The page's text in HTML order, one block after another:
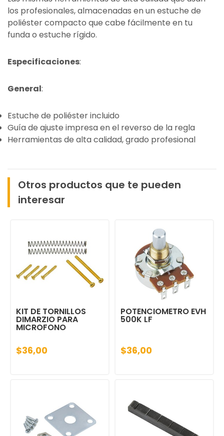
los profesionales, almacenadas en un estuche de
poliéster compacto que cabe fácilmente en tu
funda o estuche rígido.
Especificaciones:
General:
Estuche de poliéster incluido
Guía de ajuste impresa en el reverso de la regla
Herramientas de alta calidad, grado profesional
Otros productos que te pueden
interesar
KIT DE TORNILLOS
DIMARZIO PARA
MICROFONO
$36,00
POTENCIOMETRO EVH
500K LF
$36,00